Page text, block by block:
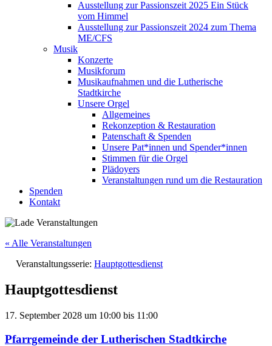
Ausstellung zur Passionszeit 2025 Ein Stück
vom Himmel
Ausstellung zur Passionszeit 2024 zum Thema
ME/CFS
Musik
Konzerte
Musikforum
Musikaufnahmen und die Lutherische
Stadtkirche
Unsere Orgel
Allgemeines
Rekonzeption & Restauration
Patenschaft & Spenden
Unsere Pat*innen und Spender*innen
Stimmen für die Orgel
Plädoyers
Veranstaltungen rund um die Restauration
Spenden
Kontakt
« Alle Veranstaltungen
Veranstaltungsserie: Hauptgottesdienst
Hauptgottesdienst
17. September 2028 um 10:00 bis 11:00
Pfarrgemeinde der Lutherischen Stadtkirche